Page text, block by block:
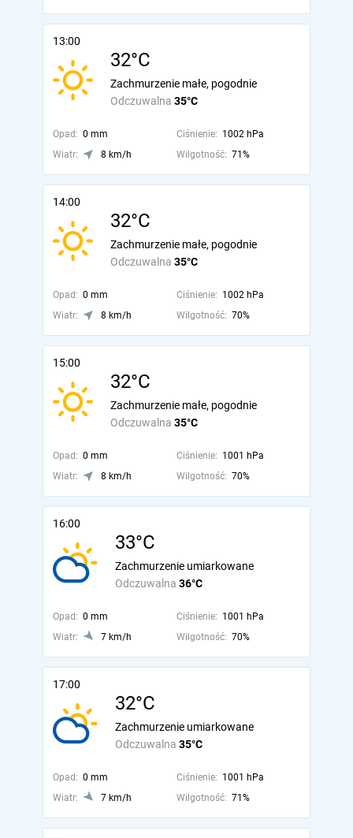
13:00
32°C
Odczuwalna 35°C
Zachmurzenie małe, pogodnie
Opad: 0 mm Ciśnienie: 1002 hPa
Wiatr:
8 km/h Wilgotność: 71%
14:00
32°C
Odczuwalna 35°C
Zachmurzenie małe, pogodnie
Opad: 0 mm Ciśnienie: 1002 hPa
Wiatr:
8 km/h Wilgotność: 70%
15:00
32°C
Odczuwalna 35°C
Zachmurzenie małe, pogodnie
Opad: 0 mm Ciśnienie: 1001 hPa
Wiatr:
8 km/h Wilgotność: 70%
16:00
33°C
Odczuwalna 36°C
Zachmurzenie umiarkowane
Opad: 0 mm Ciśnienie: 1001 hPa
Wiatr:
7 km/h Wilgotność: 70%
17:00
32°C
Odczuwalna 35°C
Zachmurzenie umiarkowane
Opad: 0 mm Ciśnienie: 1001 hPa
Wiatr:
7 km/h Wilgotność: 71%